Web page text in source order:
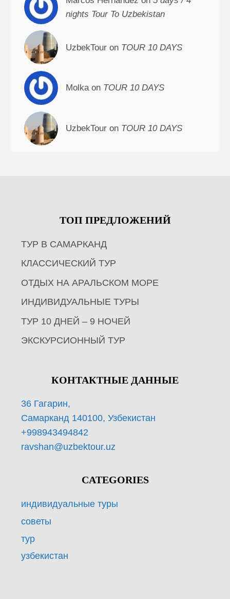
nights Tour To Uzbekistan
UzbekTour on TOUR 10 DAYS
Molka on TOUR 10 DAYS
UzbekTour on TOUR 10 DAYS
ТОП ПРЕДЛОЖЕНИЙ
ТУР В САМАРКАНД
КЛАССИЧЕСКИЙ ТУР
ОТДЫХ НА АРАЛЬСКОМ МОРЕ
ИНДИВИДУАЛЬНЫЕ ТУРЫ
ТУР 10 ДНЕЙ – 9 НОЧЕЙ
ЭКСКУРСИОННЫЙ ТУР
КОНТАКТНЫЕ ДАННЫЕ
36 Гагарин,
Самарканд 140100, Узбекистан
+998943494842
ravshan@uzbektour.uz
CATEGORIES
индивидуальные туры
советы
тур
узбекистан